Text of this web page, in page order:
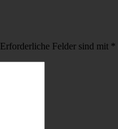
Erforderliche Felder sind mit *